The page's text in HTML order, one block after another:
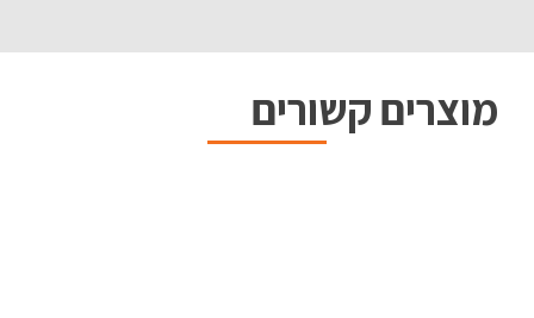
מוצרים קשורים